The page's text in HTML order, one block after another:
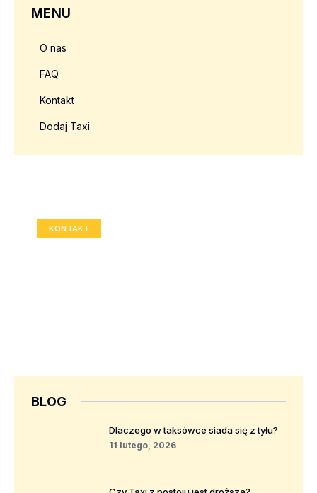
MENU
O nas
FAQ
Kontakt
Dodaj Taxi
KONTAKT
BLOG
Dlaczego w taksówce siada się z tyłu?
11 lutego, 2026